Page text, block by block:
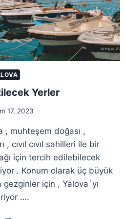
Yerler
17, 2023
, muhteşem doğası ,
, cıvıl cıvıl sahilleri ile bir
için tercih edilebilecek
. Konum olarak üç büyük
gezginler için , Yalova`yı
….
YALOVA`DA